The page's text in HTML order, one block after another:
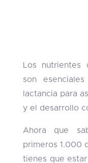
Los nutrientes
son
lactancia para
y el desarrollo
Ahora que
primeros 1.000
tienes que